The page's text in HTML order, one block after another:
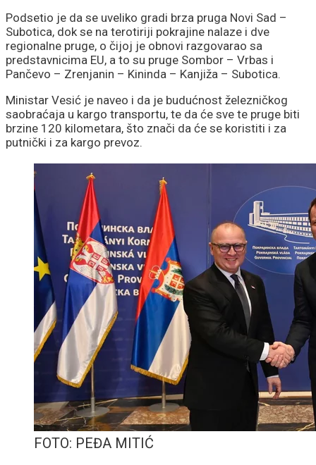
Podsetio je da se uveliko gradi brza pruga Novi Sad –
Subotica, dok se na terotiriji pokrajine nalaze i dve
regionalne pruge, o čijoj je obnovi razgovarao sa
predstavnicima EU, a to su pruge Sombor – Vrbas i
Pančevo – Zrenjanin – Kininda – Kanjiža – Subotica.
Ministar Vesić je naveo i da je budućnost železničkog
saobraćaja u kargo transportu, te da će sve te pruge biti
brzine 120 kilometara, što znači da će se koristiti i za
putnički i za kargo prevoz.
FOTO: PEĐA MITIĆ